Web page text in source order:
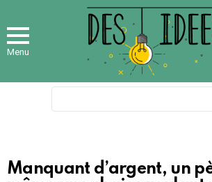
Menu
Manquant d’argent, un